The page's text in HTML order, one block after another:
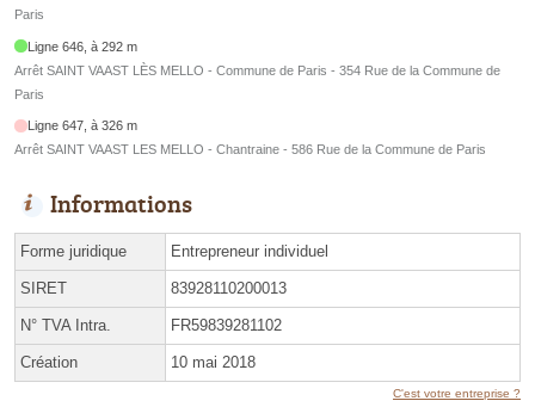
Paris
Ligne 646, à 292 m
Arrêt SAINT VAAST LÈS MELLO - Commune de Paris - 354 Rue de la Commune de
Paris
Ligne 647, à 326 m
Arrêt SAINT VAAST LES MELLO - Chantraine - 586 Rue de la Commune de Paris
Informations
Forme juridique Entrepreneur individuel
SIRET 83928110200013
N° TVA Intra. FR59839281102
Création 10 mai 2018
C'est votre entreprise ?